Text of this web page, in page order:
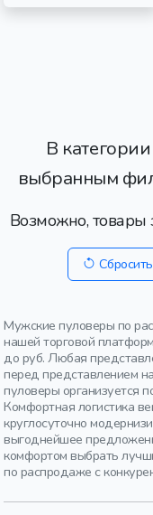
В
выбранным
Возможно, товары
Мужские пуловеры по
нашей торговой
до руб. Любая
перед представлением
пуловеры организуется
Комфортная логистика
круглосуточно
выгоднейшее
комфортом выбрать
по распродаже с